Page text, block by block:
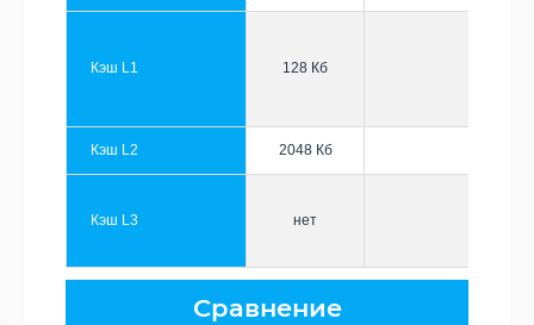
Кэш L1 128 Кб
Кэш L2 2048 Кб
Кэш L3 нет
Сравнение